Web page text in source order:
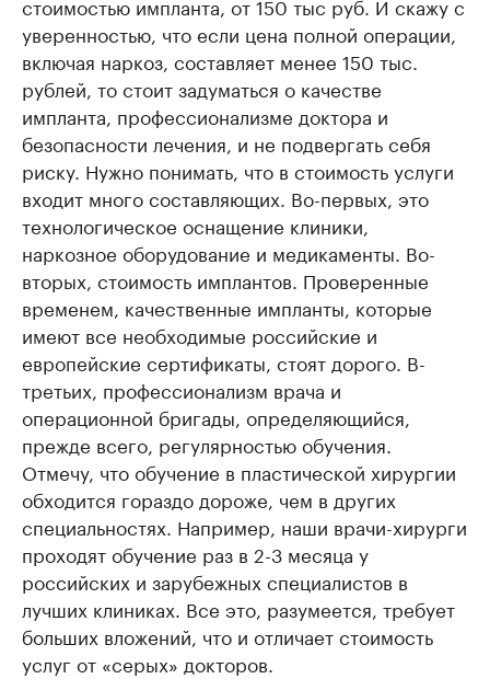
уверенностью, что если цена полной операции,
включая наркоз, составляет менее 150 тыс.
рублей, то стоит задуматься о качестве
импланта, профессионализме доктора и
безопасности лечения, и не подвергать себя
риску. Нужно понимать, что в стоимость услуги
входит много составляющих. Во-первых, это
технологическое оснащение клиники,
наркозное оборудование и медикаменты. Во-
вторых, стоимость имплантов. Проверенные
временем, качественные импланты, которые
имеют все необходимые российские и
европейские сертификаты, стоят дорого. В-
третьих, профессионализм врача и
операционной бригады, определяющийся,
прежде всего, регулярностью обучения.
Отмечу, что обучение в пластической хирургии
обходится гораздо дороже, чем в других
специальностях. Например, наши врачи-хирурги
проходят обучение раз в 2-3 месяца у
российских и зарубежных специалистов в
лучших клиниках. Все это, разумеется, требует
больших вложений, что и отличает стоимость
услуг от «серых» докторов.